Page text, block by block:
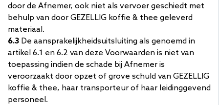
door de Afnemer, ook niet als vervoer geschiedt met
behulp van door GEZELLIG koffie & thee geleverd
materiaal.
6.3 De aansprakelijkheidsuitsluiting als genoemd in
artikel 6.1 en 6.2 van deze Voorwaarden is niet van
toepassing indien de schade bij Afnemer is
veroorzaakt door opzet of grove schuld van GEZELLIG
koffie & thee, haar transporteur of haar leidinggevend
personeel.